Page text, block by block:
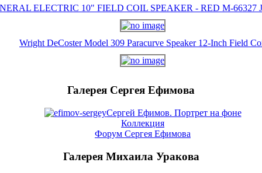
ELECTRIC 10" FIELD COIL SPEAKER - RED M-66327
Wright DeCoster Model 309 Paracurve Speaker 12-Inch Field
Галерея Сергея Ефимова
Сергей Ефимов. Портрет на фоне
Коллекция
Форум Сергея Ефимова
Галерея Михаила Уракова